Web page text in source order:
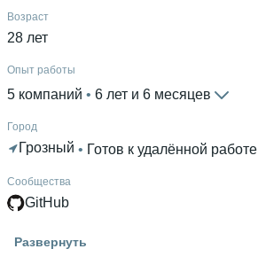
Возраст
28 лет
Опыт работы
5 компаний 6 лет и 6 месяцев
Город
Грозный • Готов к удалённой работе
Сообщества
GitHub
Развернуть